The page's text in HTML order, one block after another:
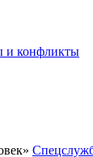
и конфликты